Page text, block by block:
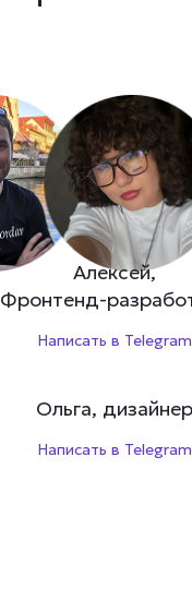
Алексей,
Фронтенд-
Написать в Telegram
Ольга, дизайнер
Написать в Telegram